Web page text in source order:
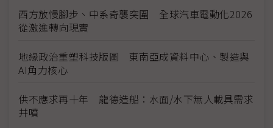
西方放慢腳步、中系奇襲突圍 全球汽車電動化2026
從激進轉向現實
地緣政治重塑科技版圖 東南亞成資料中心、製造與
AI角力核心
供不應求再十年 龍德造船：水面/水下無人載具需求
井噴